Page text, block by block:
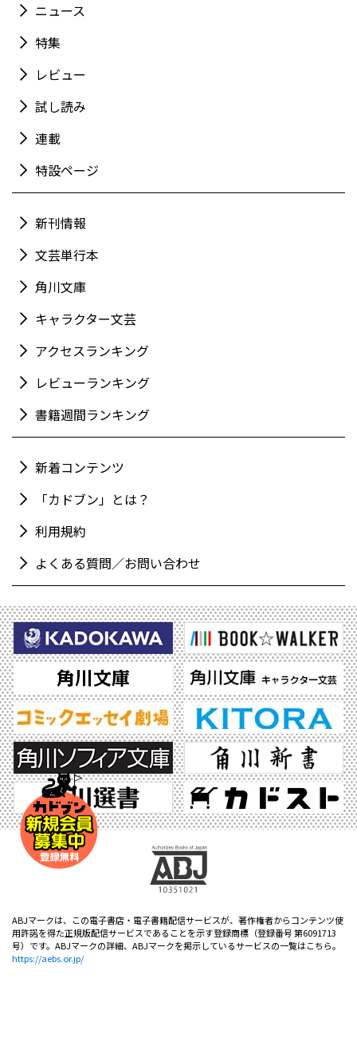
ニュース
特集
レビュー
試し読み
連載
特設ページ
新刊情報
文芸単行本
角川文庫
キャラクター文芸
アクセスランキング
レビューランキング
書籍週間ランキング
新着コンテンツ
「カドブン」とは？
利用規約
よくある質問／お問い合わせ
ABJマークは、この電子書店・電子書籍配信サービスが、著作権者からコンテンツ使
用許諾を得た正規版配信サービスであることを示す登録商標（登録番号 第6091713
号）です。ABJマークの詳細、ABJマークを掲示しているサービスの一覧はこちら。
https://aebs.or.jp/